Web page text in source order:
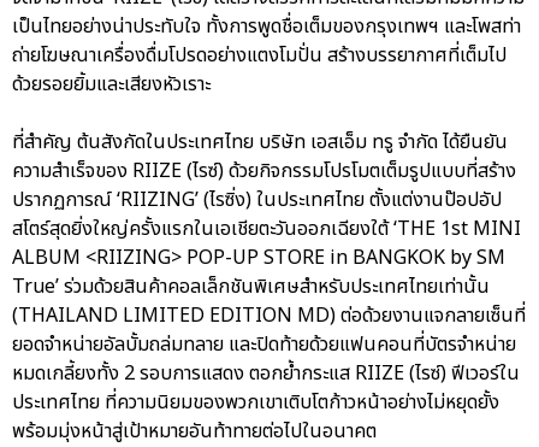
เป็นไทยอย่างน่าประทับใจ ทั้งการพูดชื่อเต็มของกรุงเทพฯ และโพสท่า
ถ่ายโฆษณาเครื่องดื่มโปรดอย่างแตงโมปั่น สร้างบรรยากาศที่เต็มไป
ด้วยรอยยิ้มและเสียงหัวเราะ
ที่สำคัญ ต้นสังกัดในประเทศไทย บริษัท เอสเอ็ม ทรู จำกัด ได้ยืนยัน
ความสำเร็จของ RIIZE (ไรซ์) ด้วยกิจกรรมโปรโมตเต็มรูปแบบที่สร้าง
ปรากฏการณ์ ‘RIIZING’ (ไรซิ่ง) ในประเทศไทย ตั้งแต่งานป๊อปอัป
สโตร์สุดยิ่งใหญ่ครั้งแรกในเอเชียตะวันออกเฉียงใต้ ‘THE 1st MINI
ALBUM <RIIZING> POP-UP STORE in BANGKOK by SM
True’ ร่วมด้วยสินค้าคอลเล็กชันพิเศษสำหรับประเทศไทยเท่านั้น
(THAILAND LIMITED EDITION MD) ต่อด้วยงานแจกลายเซ็นที่
ยอดจำหน่ายอัลบั้มถล่มทลาย และปิดท้ายด้วยแฟนคอนที่บัตรจำหน่าย
หมดเกลี้ยงทั้ง 2 รอบการแสดง ตอกย้ำกระแส RIIZE (ไรซ์) ฟีเวอร์ใน
ประเทศไทย ที่ความนิยมของพวกเขาเติบโตก้าวหน้าอย่างไม่หยุดยั้ง
พร้อมมุ่งหน้าสู่เป้าหมายอันท้าทายต่อไปในอนาคต